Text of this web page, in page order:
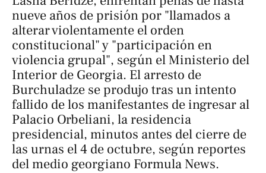
nueve años de prisión por "llamados a
alterar violentamente el orden
constitucional" y "participación en
violencia grupal", según el Ministerio del
Interior de Georgia. El arresto de
Burchuladze se produjo tras un intento
fallido de los manifestantes de ingresar al
Palacio Orbeliani, la residencia
presidencial, minutos antes del cierre de
las urnas el 4 de octubre, según reportes
del medio georgiano Formula News.